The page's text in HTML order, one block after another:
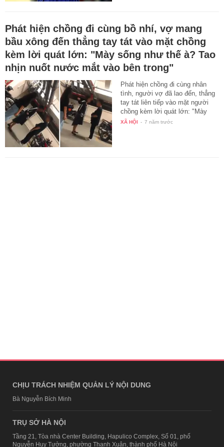
Phát hiện chồng đi cùng bồ nhí, vợ mang
bầu xông đến thẳng tay tát vào mặt chồng
kèm lời quát lớn: "Mày sống như thế à? Tao
nhịn nuốt nước mắt vào bên trong"
Phát hiện chồng đi cùng nhân
tình, người vợ đã lao đến, thẳng
tay tát liên tiếp vào mặt người
chồng kèm lời quát lớn: "Mày
nói…
XÃ HỘI - 7 năm trước
CHỊU TRÁCH NHIỆM QUẢN LÝ NỘI DUNG
Bà Nguyễn Bích Minh
TRỤ SỞ HÀ NỘI
Tầng 21, Tòa nhà Center Building, Hapulico Complex, Số 01, phố
Nguyễn Huy Tưởng, phường Thanh Xuân, thành phố Hà Nội